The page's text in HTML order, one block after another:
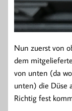
Nun zuerst von
dem
von unten (da
unten) die Düse
Richtig fest